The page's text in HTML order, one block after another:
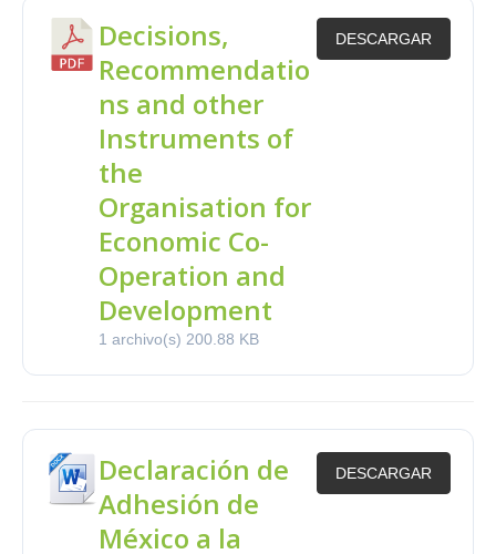
Decisions,
Recommendatio
ns and other
Instruments of
the
Organisation for
Economic Co-
Operation and
Development
1 archivo(s) 200.88 KB
DESCARGAR
Declaración de
Adhesión de
México a la
DESCARGAR